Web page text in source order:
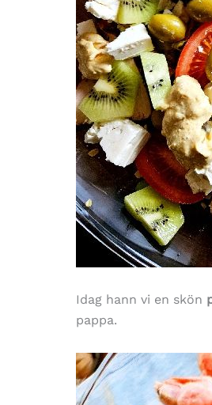
Idag hann vi en skön
pappa.